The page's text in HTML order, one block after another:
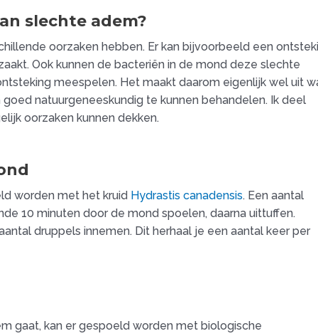
slechte adem?
oorzaken hebben. Er kan bijvoorbeeld een
Ook kunnen de bacteriën in de mond deze slechte
meespelen. Het maakt daarom eigenlijk wel uit
natuurgeneeskundig te kunnen behandelen. Ik deel
oorzaken kunnen dekken.
worden met het kruid Hydrastis canadensis. Een aantal
10 minuten door de mond spoelen, daarna uittuffen.
druppels innemen. Dit herhaal je een aantal keer per
gaat, kan er gespoeld worden met biologische